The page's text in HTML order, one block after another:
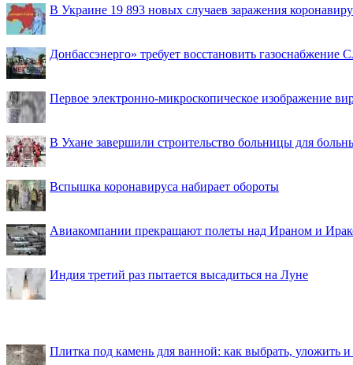
В Украине 19 893 новых случаев заражения
Донбассэнерго» требует восстановить газоснабжение
Первое электронно-микроскопическое изображение
В Ухане завершили строительство больницы для
Вспышка коронавируса набирает обороты
Авиакомпании прекращают полеты над Ираном и
Индия третий раз пытается высадиться на Луне
Плитка под камень для ванной: как выбрать, уложить